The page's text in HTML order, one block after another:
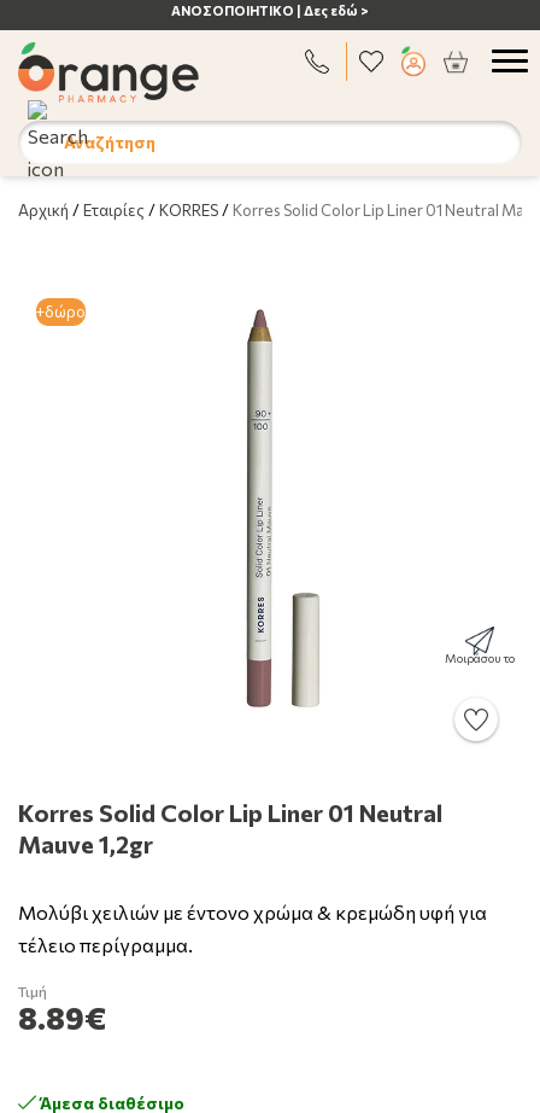
ΑΝΟΣΟΠΟΙΗΤΙΚΟ | Δες εδώ >
Αναζήτηση
Αρχική /Εταιρίες /KORRES / Korres Solid Color Lip Liner 01 Neutral
+δώρο
Μοιράσου το
Korres Solid Color Lip Liner 01 Neutral
Mauve 1,2gr
Μολύβι χειλιών με έντονο χρώμα & κρεμώδη υφή για
τέλειο περίγραμμα.
Άμεσα διαθέσιμο
Τιμή
8.89€